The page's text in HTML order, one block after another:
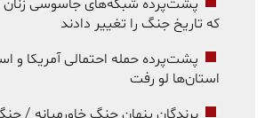
پشت‌پرده شبکه‌های جاسوسی زنان /
که تاریخ جنگ را تغییر دادند
پشت‌پرده حمله احتمالی آمریکا و
استان‌ها لو رفت